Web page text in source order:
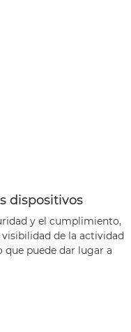
dispositivos
y el cumplimiento,
de la actividad
que puede dar lugar a